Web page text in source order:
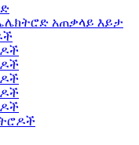
አጠቃላይ እይታ